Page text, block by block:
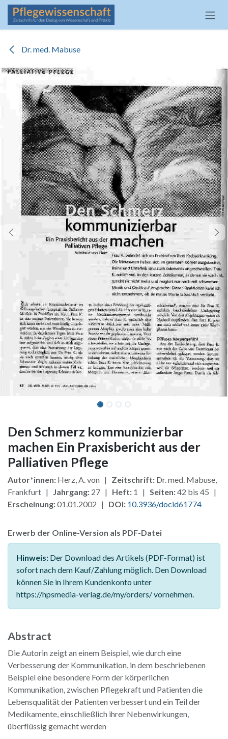
Zum Inhalt springen
Dr. med. Mabuse
Den Schmerz kommunizierbar
machen Ein Praxisbericht aus der
Palliativen Pflege
Autor*innen: Herz, A. von | Zeitschrift: Dr. med. Mabuse,
Frankfurt | Jahrgang: 27 | Heft: 1 | Seiten:42 bis 45 |
Erscheinung:01.01.2002 | DOI: 10.3936/docid61774
Erwerb der Online-Version als PDF-Datei
Hinweis: Der Download des Artikels (PDF-Format) ist
sofort nach dem Kauf/Zahlung möglich. Den Download
können Sie in Ihrem Kundenkonto unter
https://hpsmedia-verlag.de/my/orders/ vornehmen.
Abstract
Die Autorin zeigt an einem Beispiel, wie durch eine
Verbesserung der Kommunikation, in dem beschriebenen
Beispiel eine besondere Form der körperlichen
Kommunikation, zwischen Pflegekraft und Patienten die
Lebensqualität der Patienten verbessert und ein Teil der
Medikamente, einschließlich ihrer Nebenwirkungen,
überflüssig gemacht werden